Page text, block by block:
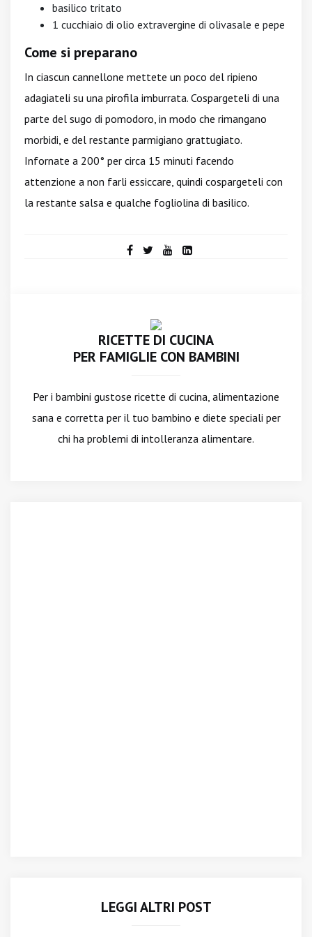
basilico tritato
1 cucchiaio di olio extravergine di olivasale e pepe
Come si preparano
In ciascun cannellone mettete un poco del ripieno
adagiateli su una pirofila imburrata. Cospargeteli di una
parte del sugo di pomodoro, in modo che rimangano
morbidi, e del restante parmigiano grattugiato.
Infornate a 200° per circa 15 minuti facendo
attenzione a non farli essiccare, quindi cospargeteli con
la restante salsa e qualche fogliolina di basilico.
RICETTE DI CUCINA
PER FAMIGLIE CON BAMBINI
Per i bambini gustose ricette di cucina, alimentazione
sana e corretta per il tuo bambino e diete speciali per
chi ha problemi di intolleranza alimentare.
LEGGI ALTRI POST